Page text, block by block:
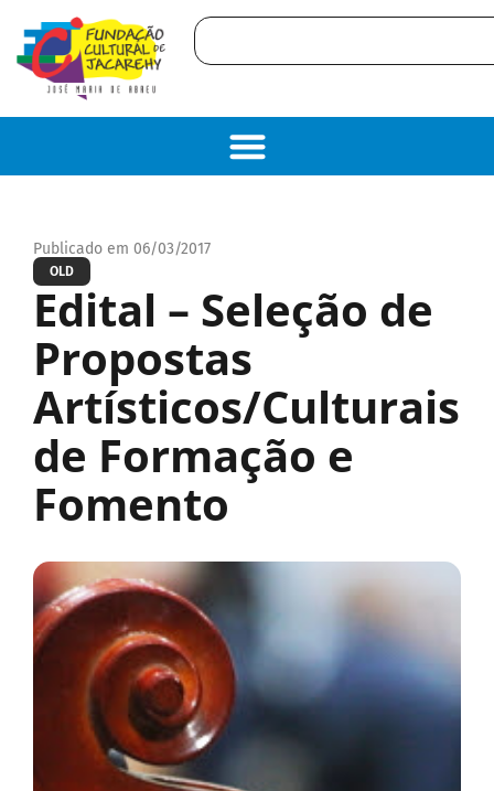
Publicado em 06/03/2017
OLD
Edital – Seleção de
Propostas
Artísticos/Culturais
de Formação e
Fomento